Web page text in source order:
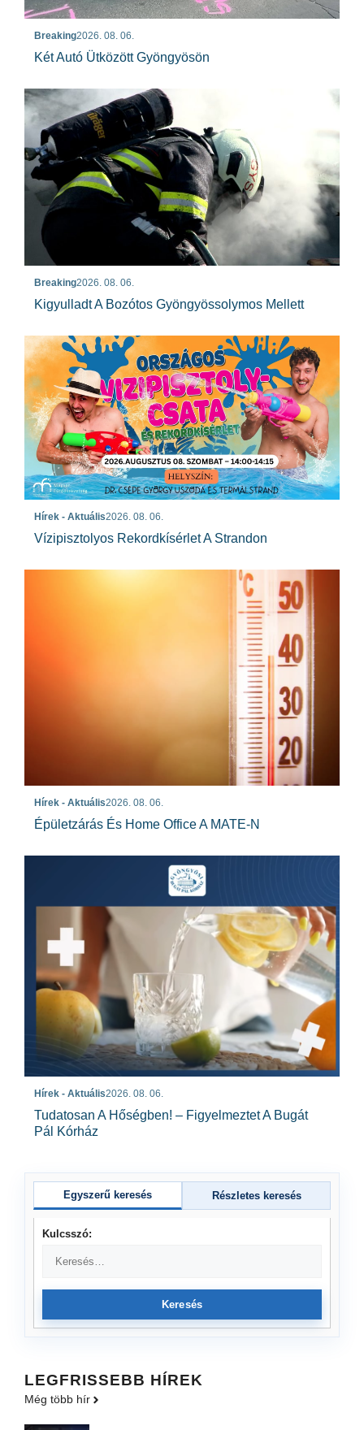
Breaking2026. 08. 06.
Két Autó Ütközött Gyöngyösön
Breaking2026. 08. 06.
Kigyulladt A Bozótos Gyöngyössolymos Mellett
Hírek - Aktuális2026. 08. 06.
Vízipisztolyos Rekordkísérlet A Strandon
Hírek - Aktuális2026. 08. 06.
Épületzárás És Home Office A MATE-N
Hírek - Aktuális2026. 08. 06.
Tudatosan A Hőségben! – Figyelmeztet A Bugát
Pál Kórház
Egyszerű keresés Részletes keresés
Kulcsszó:
Keresés
LEGFRISSEBB HÍREK
Még több hír